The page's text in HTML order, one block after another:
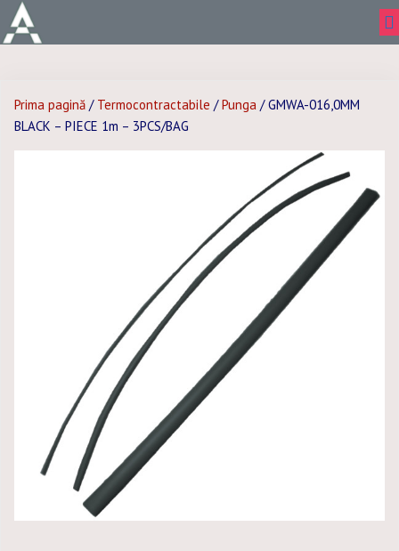
Prima pagină / Termocontractabile /Punga / GMWA-016,0MM
BLACK – PIECE 1m – 3PCS/BAG